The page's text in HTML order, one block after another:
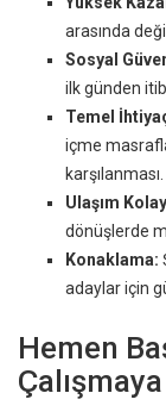
arasında
Sosyal
ilk günden
Temel
içme
karşılanması.
Ulaşım
dönüşlerde
Konaklama:
adaylar için
Hemen